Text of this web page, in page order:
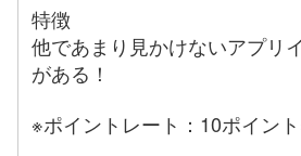
特徴
他であまり見かけないアプリ
がある！
※ポイントレート：10ポイン